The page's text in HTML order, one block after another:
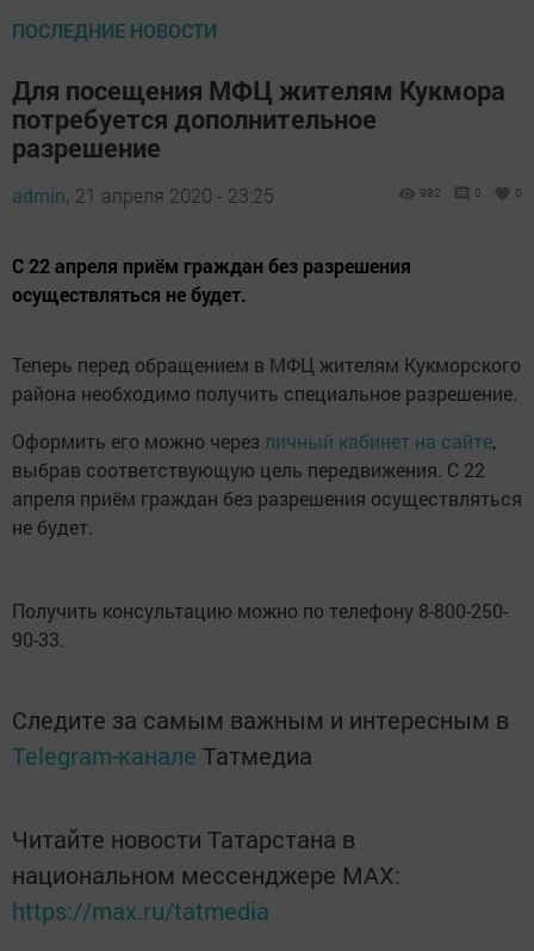
ПОСЛЕДНИЕ НОВОСТИ
Для посещения МФЦ жителям Кукмора
потребуется дополнительное
разрешение
admin, 21 апреля 2020 - 23:25 982 0 0
С 22 апреля приём граждан без разрешения
осуществляться не будет.
Теперь перед обращением в МФЦ жителям Кукморского
района необходимо получить специальное разрешение.
Оформить его можно через личный кабинет на сайте,
выбрав соответствующую цель передвижения. С 22
апреля приём граждан без разрешения осуществляться
не будет.
Получить консультацию можно по телефону 8-800-250-
90-33.
Следите за самым важным и интересным в
Telegram-канале Татмедиа
Читайте новости Татарстана в
национальном мессенджере MАХ:
https://max.ru/tatmedia